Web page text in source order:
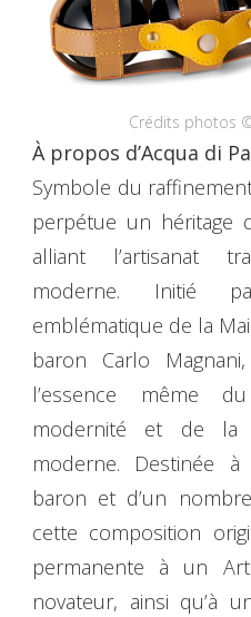
Crédits photos
À propos d’Acqua di
Symbole du
perpétue un héritage
alliant l’artisanat
moderne. Initié
emblématique de la
baron Carlo
l’essence même
modernité et de la
moderne. Destinée
baron et d’un
cette composition
permanente à un
novateur, ainsi qu’à